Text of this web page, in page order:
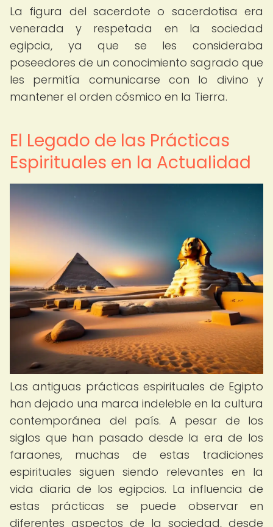
La figura del sacerdote o sacerdotisa era
venerada y respetada en la sociedad
egipcia, ya que se les consideraba
poseedores de un conocimiento sagrado que
les permitía comunicarse con lo divino y
mantener el orden cósmico en la Tierra.
El Legado de las Prácticas
Espirituales en la Actualidad
Las antiguas prácticas espirituales de Egipto
han dejado una marca indeleble en la cultura
contemporánea del país. A pesar de los
siglos que han pasado desde la era de los
faraones, muchas de estas tradiciones
espirituales siguen siendo relevantes en la
vida diaria de los egipcios. La influencia de
estas prácticas se puede observar en
diferentes aspectos de la sociedad, desde